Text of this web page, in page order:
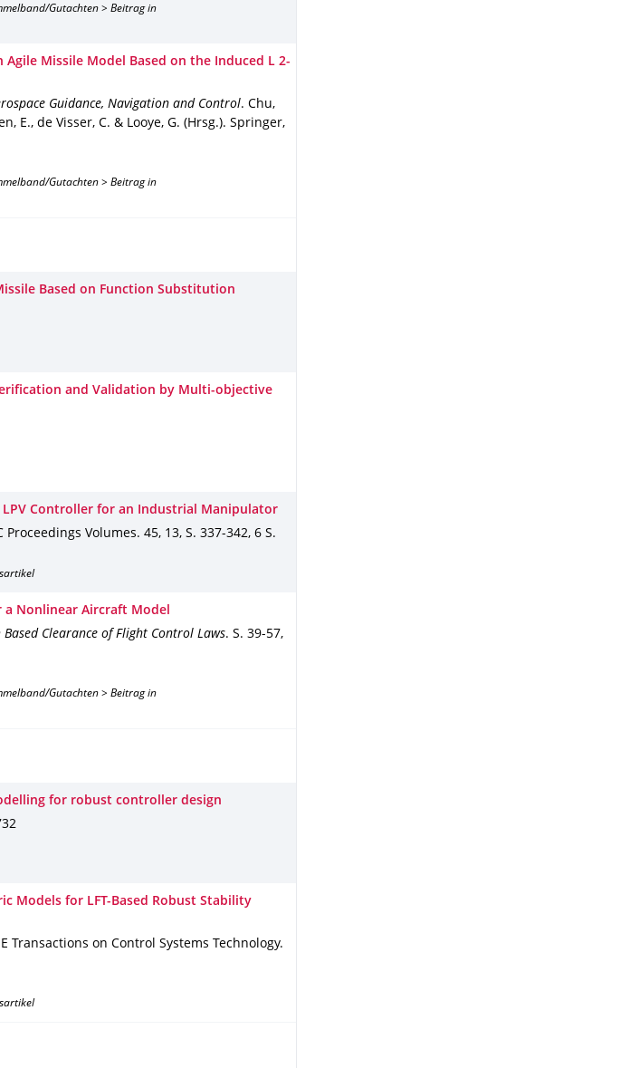
Gutachten > Beitrag in
Missile Model Based on the Induced L 2-
Guidance, Navigation and Control. Chu,
E., de Visser, C. & Looye, G. (Hrsg.). Springer,
Gutachten > Beitrag in
Based on Function Substitution
and Validation by Multi-objective
LPV Controller for an Industrial Manipulator
Proceedings Volumes. 45, 13, S. 337-342, 6 S.
a Nonlinear Aircraft Model
Clearance of Flight Control Laws. S. 39-57,
Gutachten > Beitrag in
for robust controller design
Models for LFT-Based Robust Stability
Transactions on Control Systems Technology.